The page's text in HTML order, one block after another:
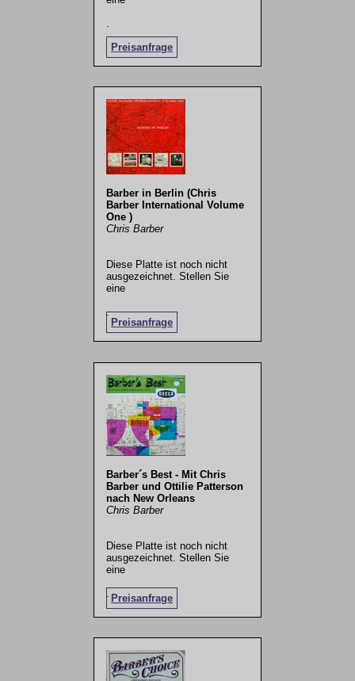
Preisanfrage
.
Barber in Berlin (Chris
Barber International Volume
One )
Chris Barber
Diese Platte ist noch nicht
ausgezeichnet. Stellen Sie
eine
Preisanfrage
.
Barber´s Best - Mit Chris
Barber und Ottilie Patterson
nach New Orleans
Chris Barber
Diese Platte ist noch nicht
ausgezeichnet. Stellen Sie
eine
Preisanfrage